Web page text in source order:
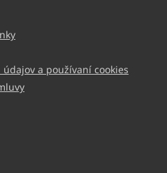
a používaní cookies